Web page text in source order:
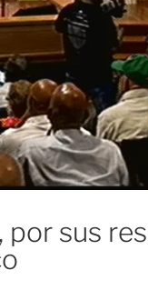
sus